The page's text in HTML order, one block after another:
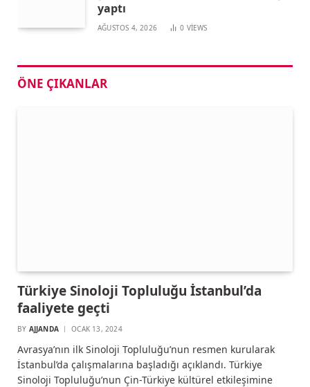
yaptı
AĞUSTOS 4, 2026 0 VIEWS
ÖNE ÇIKANLAR
Türkiye Sinoloji Topluluğu İstanbul’da
faaliyete geçti
BY AJJANDA OCAK 13, 2024
Avrasya’nın ilk Sinoloji Topluluğu’nun resmen kurularak
İstanbul’da çalışmalarına başladığı açıklandı. Türkiye
Sinoloji Topluluğu’nun Çin-Türkiye kültürel etkileşimine